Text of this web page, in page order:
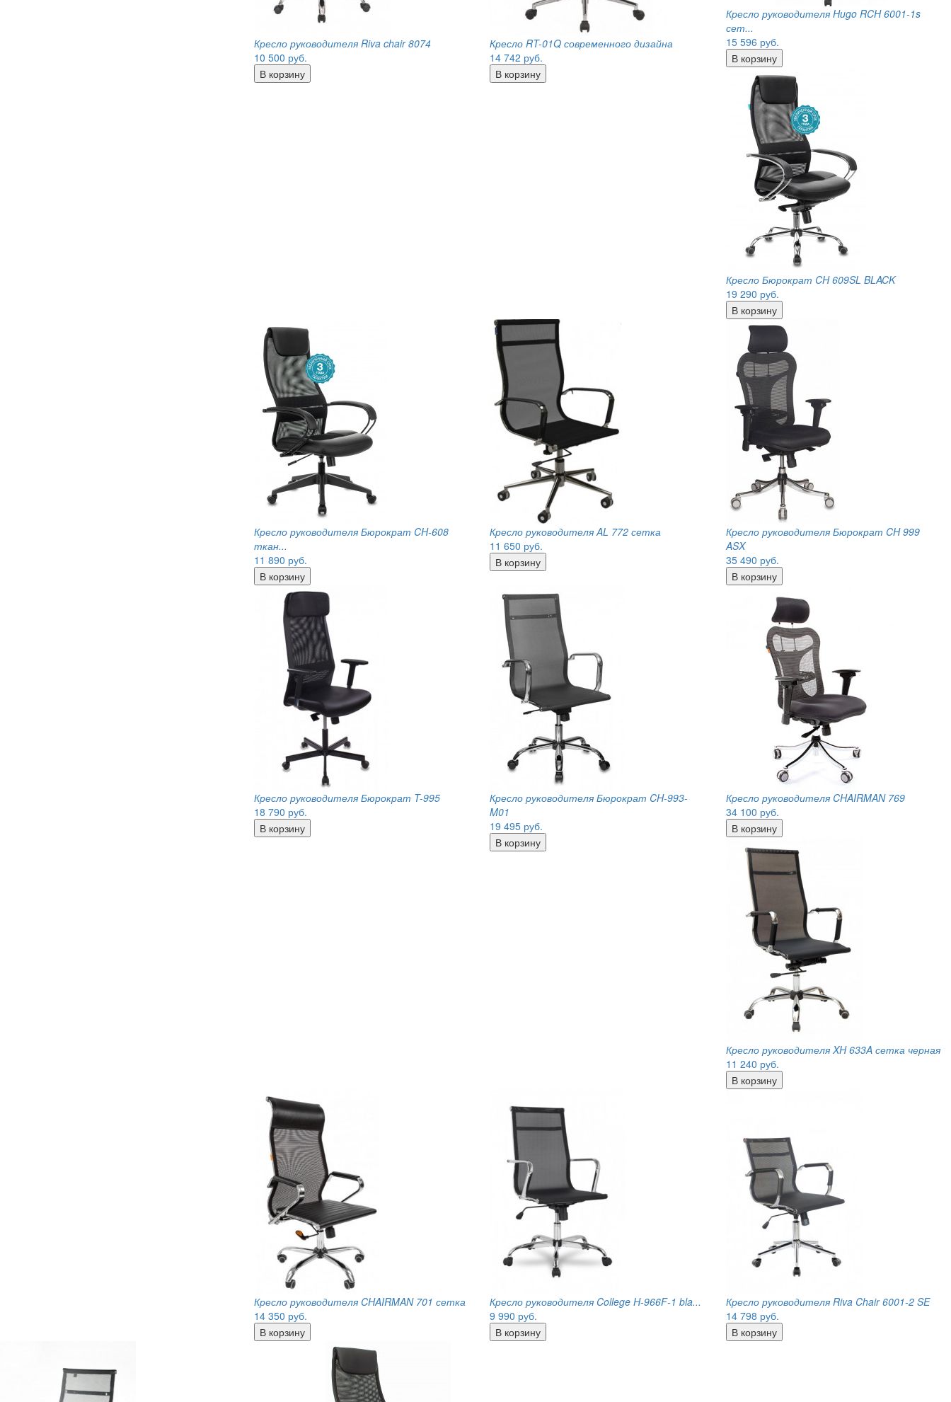
Кресло руководителя Riva chair 8074
10 500 руб.
Кресло RT-01Q современного дизайна
14 742 руб.
Кресло руководителя Hugo RCH 6001-1s
сет...
15 596 руб.
Кресло Бюрократ CH 609SL BLACK
19 290 руб.
Кресло руководителя Бюрократ CH-608
ткан...
11 890 руб.
Кресло руководителя AL 772 сетка
11 650 руб.
Кресло руководителя Бюрократ CH 999
ASX
35 490 руб.
Кресло руководителя Бюрократ T-995
18 790 руб.
Кресло руководителя Бюрократ CH-993-
M01
19 495 руб.
Кресло руководителя CHAIRMAN 769
34 100 руб.
Кресло руководителя XH 633A сетка черная
11 240 руб.
Кресло руководителя CHAIRMAN 701 сетка
14 350 руб.
Кресло руководителя College H-966F-1 bla...
9 990 руб.
Кресло руководителя Riva Chair 6001-2 SE
14 798 руб.